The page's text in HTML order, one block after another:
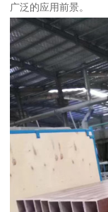
广泛的应用前景。